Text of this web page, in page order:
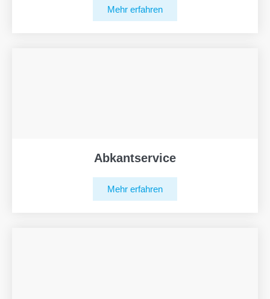
Mehr erfahren
Abkantservice
Mehr erfahren